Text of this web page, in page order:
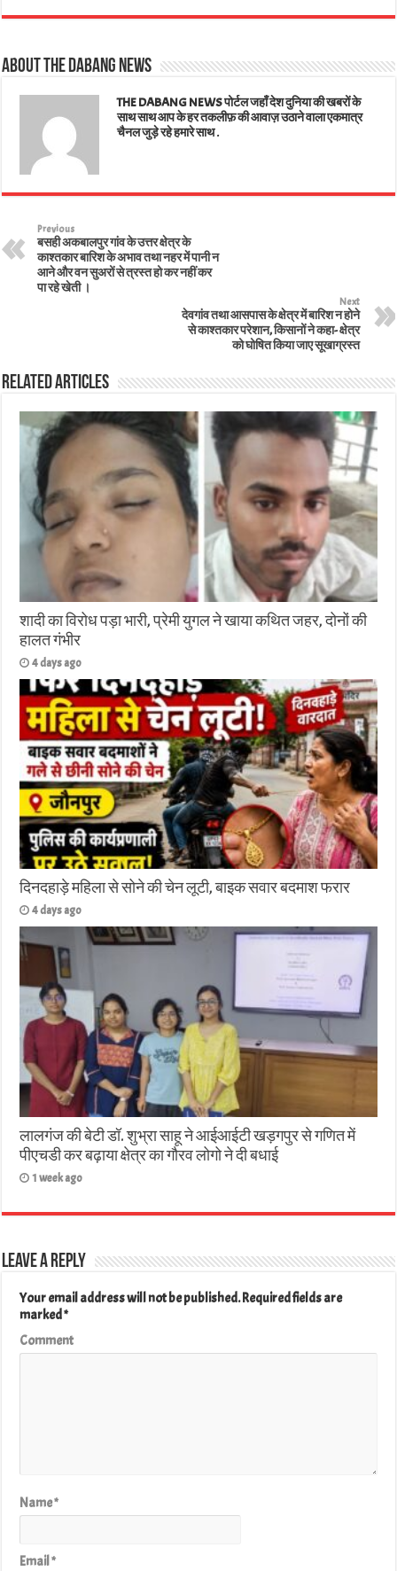
ts
A
pp
bo
ok
tt
er
ed ail er
t
e
About The Dabang News
THE DABANG NEWS पोर्टल जहाँ देश दुनिया की खबरों के
साथ साथ आप के हर तकलीफ़ की आवाज़ उठाने वाला एकमात्र
चैनल जुड़े रहे हमारे साथ .
Previous
बसही अकबालपुर गांव के उत्तर क्षेत्र के
काश्तकार बारिश के अभाव तथा नहर में पानी न
आने और वन सुअरों से त्रस्त हो कर नहीं कर
पा रहे खेती ।
Next
देवगांव तथा आसपास के क्षेत्र में बारिश न होने
से काश्तकार परेशान, किसानों ने कहा- क्षेत्र
को घोषित किया जाए सूखाग्रस्त
Related Articles
शादी का विरोध पड़ा भारी, प्रेमी युगल ने खाया कथित जहर, दोनों की
हालत गंभीर
4 days ago
दिनदहाड़े महिला से सोने की चेन लूटी, बाइक सवार बदमाश फरार
4 days ago
लालगंज की बेटी डॉ. शुभ्रा साहू ने आईआईटी खड़गपुर से गणित में
पीएचडी कर बढ़ाया क्षेत्र का गौरव लोगो ने दी बधाई
1 week ago
Leave a Reply
Your email address will not be published.Required fields are
marked*
Comment
Name*
Email*